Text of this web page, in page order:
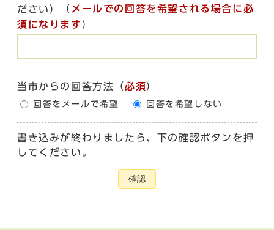
ださい）
（ メールでの回答を希望される場合に必
須になります ）
当市からの回答方法 （必須）
回答をメールで希望 回答を希望しない
書き込みが終わりましたら、下の確認ボタンを押
してください。
確認